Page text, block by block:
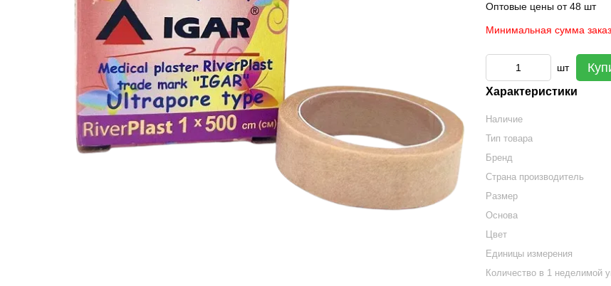
Оптовые цены от 48 шт
Минимальная сумма
шт
Характеристики
Наличие
Тип товара
Бренд
Страна производитель
Размер
Основа
Цвет
Единицы измерения
Количество в 1 неделимой